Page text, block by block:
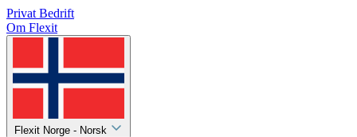
Privat Bedrift
Om Flexit
Flexit Norge - Norsk